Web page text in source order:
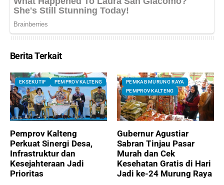
Berita Terkait
EKSEKUTIF PEMPROV KALTENG
Pemprov Kalteng
Perkuat Sinergi Desa,
Infrastruktur dan
Kesejahteraan Jadi
Prioritas
PEMKAB MURUNG RAYA
PEMPROV KALTENG
Gubernur Agustiar
Sabran Tinjau Pasar
Murah dan Cek
Kesehatan Gratis di Hari
Jadi ke-24 Murung Raya